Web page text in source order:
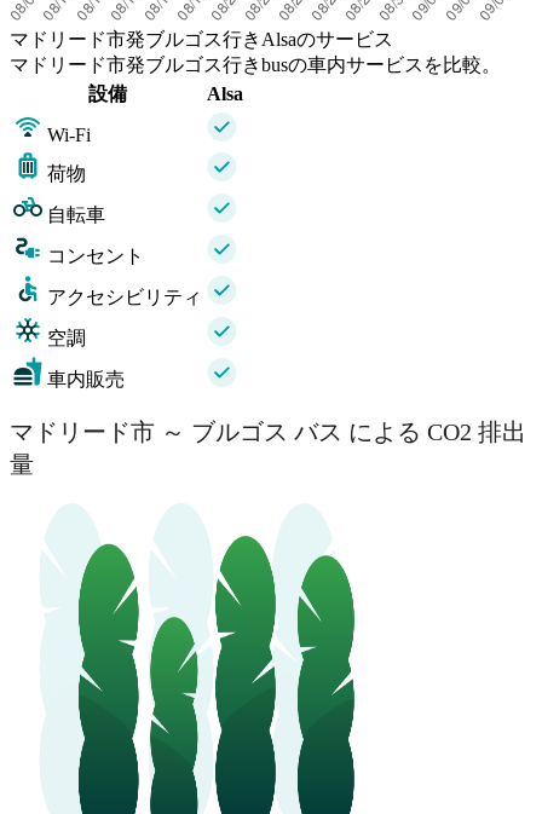
マドリード市発ブルゴス行きAlsaのサービス
マドリード市発ブルゴス行きbusの車内サービスを比較。
設備
Alsa
Wi-Fi
荷物
自転車
コンセント
アクセシビリティ
空調
車内販売
マドリード市 ～ ブルゴス バス による CO2 排出
量